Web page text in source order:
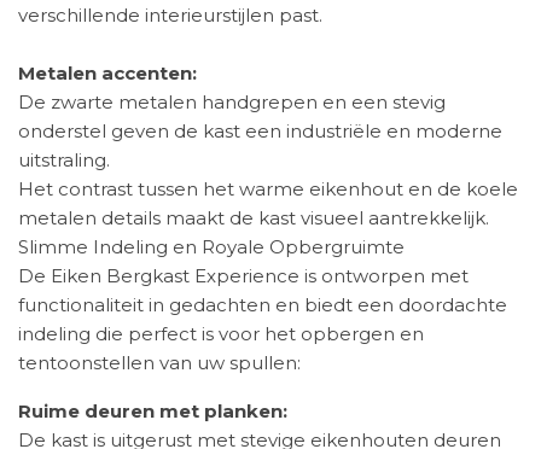
verschillende interieurstijlen past.
Metalen accenten:
De zwarte metalen handgrepen en een stevig
onderstel geven de kast een industriële en moderne
uitstraling.
Het contrast tussen het warme eikenhout en de koele
metalen details maakt de kast visueel aantrekkelijk.
Slimme Indeling en Royale Opbergruimte
De Eiken Bergkast Experience is ontworpen met
functionaliteit in gedachten en biedt een doordachte
indeling die perfect is voor het opbergen en
tentoonstellen van uw spullen:
Ruime deuren met planken:
De kast is uitgerust met stevige eikenhouten deuren